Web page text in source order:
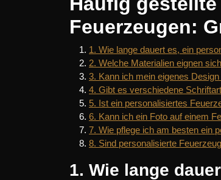
Feuerzeugen:
1. Wie lange dauert es, ein
2. Welche Materialien eignen
3. Kann ich mein eigenes
4. Gibt es verschiedene
5. Ist ein personalisiertes
6. Kann ich ein Foto auf einem
7. Wie pflege ich am besten ein
8. Sind personalisierte
1. Wie lange